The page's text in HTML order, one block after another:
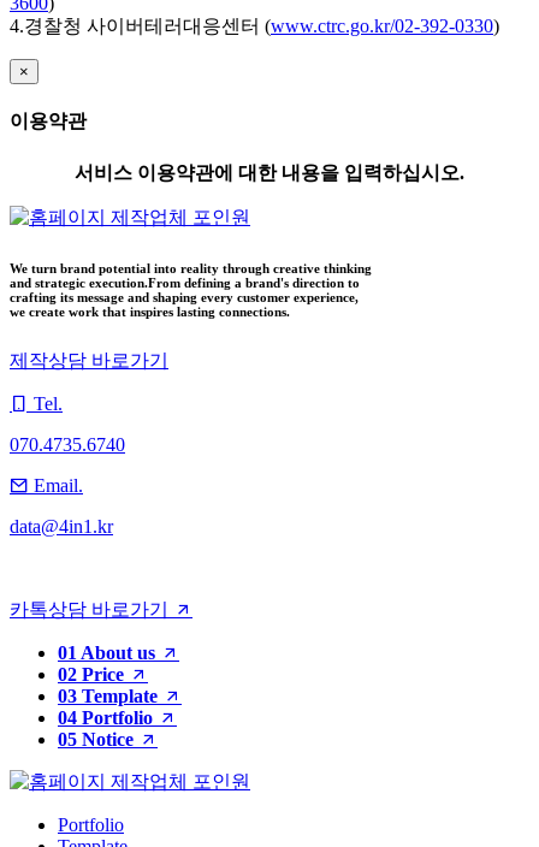
4.경찰청 사이버테러대응센터 (www.ctrc.go.kr/02-392-0330)
×
이용약관
서비스 이용약관에 대한 내용을 입력하십시오.
We turn brand potential into reality through creative thinking
and strategic execution.From defining a brand's direction to
crafting its message and shaping every customer experience,
we create work that inspires lasting connections.
제작상담 바로가기
Tel.
070.4735.6740
Email.
data@4in1.kr
카톡상담 바로가기
01 About us
02 Price
03 Template
04 Portfolio
05 Notice
Portfolio